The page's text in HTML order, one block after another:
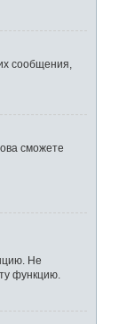
сообщения,
сможете
Не
функцию.